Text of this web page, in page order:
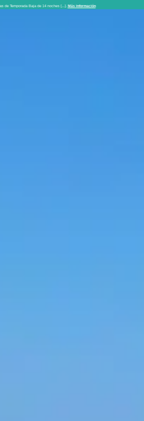
⛺ Parcelas de larga estancia - A partir de 14 noches,